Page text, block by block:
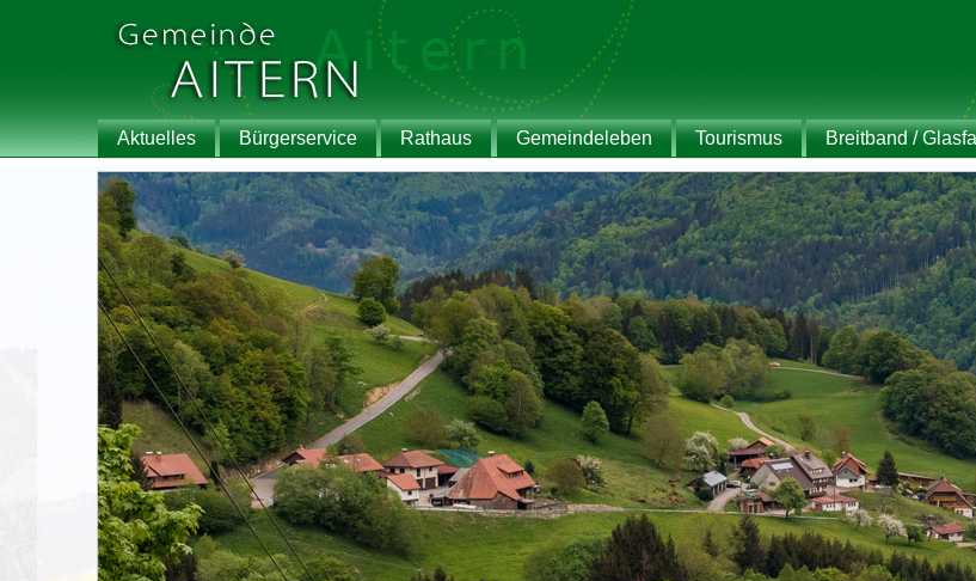
Aktuelles Bürgerservice Rathaus Gemeindeleben Tourismus Breitband /